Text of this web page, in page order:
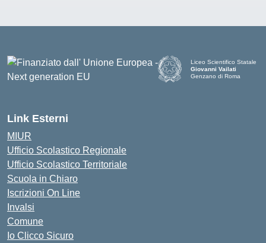
Liceo Scientifico Statale
Giovanni Vailati
Genzano di Roma
Link Esterni
MIUR
Ufficio Scolastico Regionale
Ufficio Scolastico Territoriale
Scuola in Chiaro
Iscrizioni On Line
Invalsi
Comune
Io Clicco Sicuro